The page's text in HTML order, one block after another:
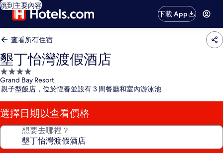
跳到主要內容
下載 App
查看所有住宿
墾丁怡灣渡假酒店
4.0
星
級
住
宿
Grand Bay Resort
親子型飯店，位於恆春並設有 3 間餐廳和室內游泳池
選擇日期以查看價格
想要去哪裡？